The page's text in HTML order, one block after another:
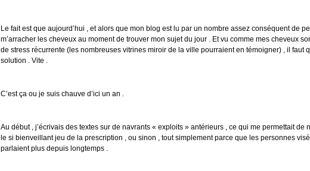
Le fait est que aujourd’hui , et alors que mon blog est lu par un nombre assez conséquent de
m’arracher les cheveux au moment de trouver mon sujet du jour . Et vu comme mes cheveux
de stress récurrente (les nombreuses vitrines miroir de la ville pourraient en témoigner) , il faut
solution . Vite .
C’est ça ou je suis chauve d’ici un an .
Au début , j’écrivais des textes sur de navrants « exploits » antérieurs , ce qui me permettait de
le si bienveillant jeu de la prescription , ou sinon , tout simplement parce que les personnes
parlaient plus depuis longtemps .